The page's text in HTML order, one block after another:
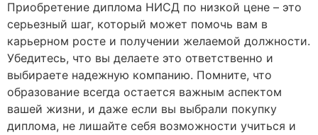
Приобретение диплома НИСД по низкой цене – это
серьезный шаг, который может помочь вам в
карьерном росте и получении желаемой должности.
Убедитесь, что вы делаете это ответственно и
выбираете надежную компанию. Помните, что
образование всегда остается важным аспектом
вашей жизни, и даже если вы выбрали покупку
диплома, не лишайте себя возможности учиться и